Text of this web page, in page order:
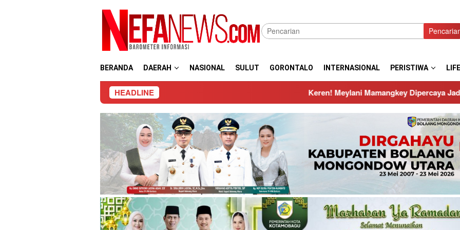
BERANDA DAERAH NASIONAL SULUT GORONTALO INTERNASIONAL PERISTIWA
HEADLINE Keren! Meylani Mamangkey Dipercaya Jadi Pengadil Utama